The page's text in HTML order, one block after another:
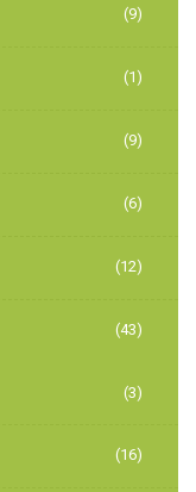
(9)
(1)
(9)
(6)
(12)
(43)
(3)
(16)